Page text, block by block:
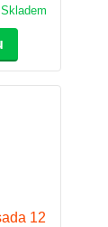
Skladem